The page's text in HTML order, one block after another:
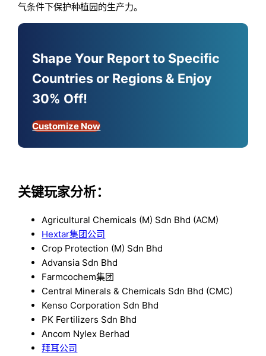
气条件下保护种植园的生产力。
Shape Your Report to Specific
Countries or Regions & Enjoy
30% Off!
Customize Now
关键玩家分析：
Agricultural Chemicals (M) Sdn Bhd (ACM)
Hextar集团公司
Crop Protection (M) Sdn Bhd
Advansia Sdn Bhd
Farmcochem集团
Central Minerals & Chemicals Sdn Bhd (CMC)
Kenso Corporation Sdn Bhd
PK Fertilizers Sdn Bhd
Ancom Nylex Berhad
拜耳公司